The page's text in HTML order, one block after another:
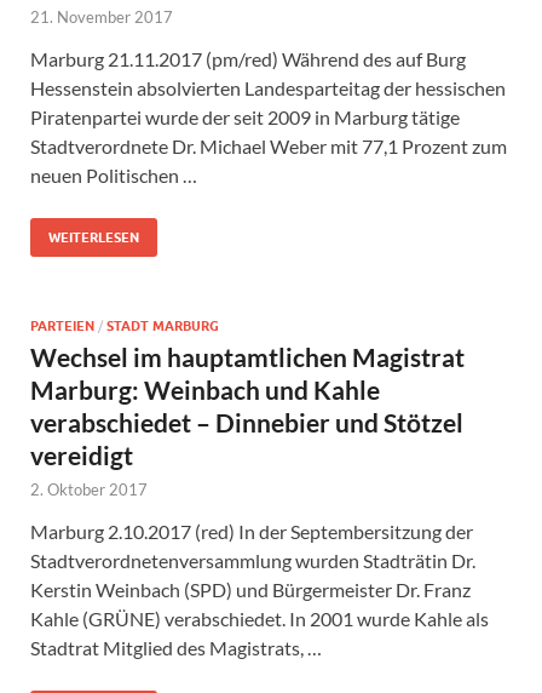
21. November 2017
Marburg 21.11.2017 (pm/red) Während des auf Burg
Hessenstein absolvierten Landesparteitag der hessischen
Piratenpartei wurde der seit 2009 in Marburg tätige
Stadtverordnete Dr. Michael Weber mit 77,1 Prozent zum
neuen Politischen …
WEITERLESEN
PARTEIEN / STADT MARBURG
Wechsel im hauptamtlichen Magistrat
Marburg: Weinbach und Kahle
verabschiedet – Dinnebier und Stötzel
vereidigt
2. Oktober 2017
Marburg 2.10.2017 (red) In der Septembersitzung der
Stadtverordnetenversammlung wurden Stadträtin Dr.
Kerstin Weinbach (SPD) und Bürgermeister Dr. Franz
Kahle (GRÜNE) verabschiedet. In 2001 wurde Kahle als
Stadtrat Mitglied des Magistrats, …